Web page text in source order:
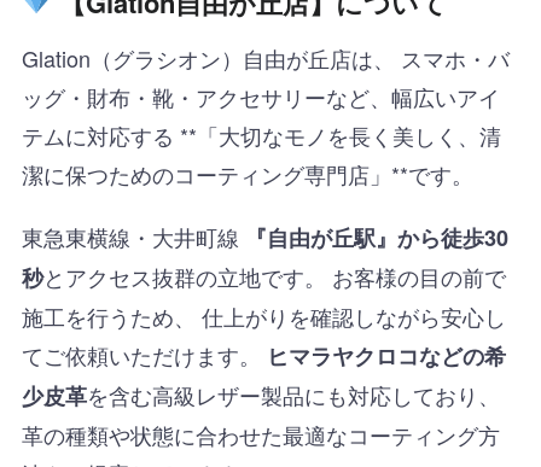
Glation（グラシオン）自由が丘店は、 スマホ・バ
ッグ・財布・靴・アクセサリーなど、幅広いアイ
テムに対応する **「大切なモノを長く美しく、清
潔に保つためのコーティング専門店」**です。
東急東横線・大井町線
『自由が丘駅』から徒歩30
秒とアクセス抜群の立地です。 お客様の目の前で
施工を行うため、 仕上がりを確認しながら安心し
てご依頼いただけます。
ヒマラヤクロコなどの希
少皮革を含む高級レザー製品にも対応しており、
革の種類や状態に合わせた最適なコーティング方